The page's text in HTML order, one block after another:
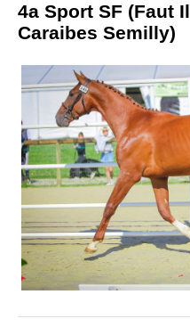
4a Sport SF (Faut
Caraibes Semilly)